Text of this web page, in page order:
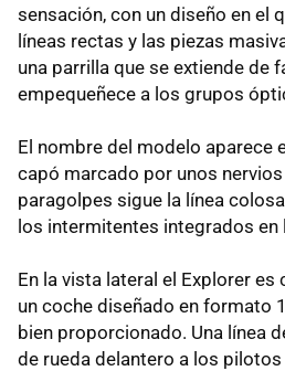
sensación, con un diseño en el
líneas rectas y las piezas
una parrilla que se extiende de
empequeñece a los grupos
El nombre del modelo aparece
capó marcado por unos
paragolpes sigue la línea
los intermitentes integrados en
En la vista lateral el Explorer
un coche diseñado en formato
bien proporcionado. Una línea
de rueda delantero a los